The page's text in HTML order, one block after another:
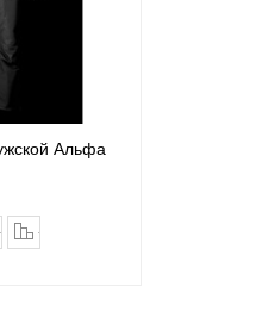
Альфа
в закладки